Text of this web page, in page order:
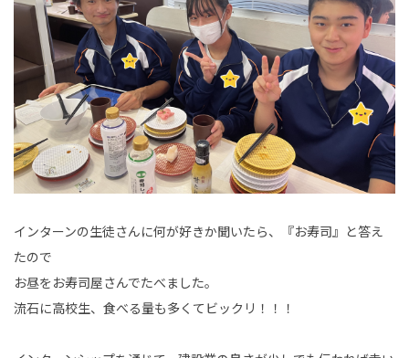
インターンの生徒さんに何が好きか聞いたら、『お寿司』と答え
たので
お昼をお寿司屋さんでたべました。
流石に高校生、食べる量も多くてビックリ！！！